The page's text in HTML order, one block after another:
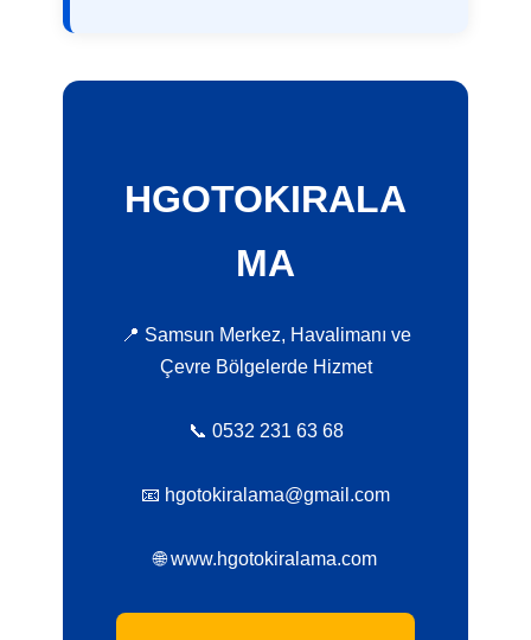
HGOTOKIRALA
MA
📍 Samsun Merkez, Havalimanı ve
Çevre Bölgelerde Hizmet
📞 0532 231 63 68
📧 hgotokiralama@gmail.com
🌐 www.hgotokiralama.com